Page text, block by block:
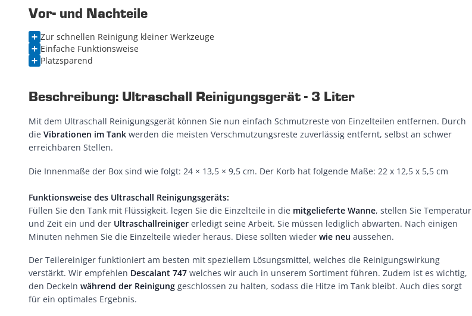
Vor- und Nachteile
Zur schnellen Reinigung kleiner Werkzeuge
Einfache Funktionsweise
Platzsparend
Beschreibung: Ultraschall Reinigungsgerät - 3 Liter
Mit dem Ultraschall Reinigungsgerät können Sie nun einfach Schmutzreste von Einzelteilen entfernen. Durch
die Vibrationen im Tank werden die meisten Verschmutzungsreste zuverlässig entfernt, selbst an schwer
erreichbaren Stellen.
Die Innenmaße der Box sind wie folgt: 24 × 13,5 × 9,5 cm. Der Korb hat folgende Maße: 22 x 12,5 x 5,5 cm
Funktionsweise des Ultraschall Reinigungsgeräts:
Füllen Sie den Tank mit Flüssigkeit, legen Sie die Einzelteile in die mitgelieferte Wanne, stellen Sie Temperatur
und Zeit ein und der Ultraschallreiniger erledigt seine Arbeit. Sie müssen lediglich abwarten. Nach einigen
Minuten nehmen Sie die Einzelteile wieder heraus. Diese sollten wieder wie neu aussehen.
Der Teilereiniger funktioniert am besten mit speziellem Lösungsmittel, welches die Reinigungswirkung
verstärkt. Wir empfehlen Descalant 747 welches wir auch in unserem Sortiment führen. Zudem ist es wichtig,
den Deckeln während der Reinigung geschlossen zu halten, sodass die Hitze im Tank bleibt. Auch dies sorgt
für ein optimales Ergebnis.